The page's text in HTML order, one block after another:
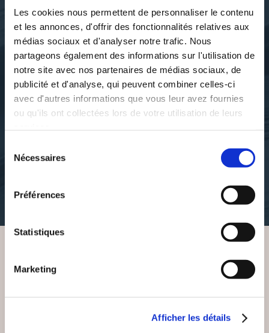
Les cookies nous permettent de personnaliser le contenu
et les annonces, d'offrir des fonctionnalités relatives aux
médias sociaux et d'analyser notre trafic. Nous
partageons également des informations sur l'utilisation de
notre site avec nos partenaires de médias sociaux, de
publicité et d'analyse, qui peuvent combiner celles-ci
avec d'autres informations que vous leur avez fournies
ou qu'ils ont collectées lors de votre utilisation de leurs
Nécessaires
Préférences
Statistiques
Marketing
Afficher les détails
Nelia Starchild
ERIC CARR
6€00
Nelia Starchild
GENE AND SATAN -
VOUS AIMEREZ AUSSI